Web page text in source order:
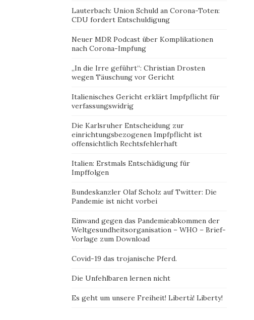
Lauterbach: Union Schuld an Corona-Toten:
CDU fordert Entschuldigung
Neuer MDR Podcast über Komplikationen
nach Corona-Impfung
„In die Irre geführt“: Christian Drosten
wegen Täuschung vor Gericht
Italienisches Gericht erklärt Impfpflicht für
verfassungswidrig
Die Karlsruher Entscheidung zur
einrichtungsbezogenen Impfpflicht ist
offensichtlich Rechtsfehlerhaft
Italien: Erstmals Entschädigung für
Impffolgen
Bundeskanzler Olaf Scholz auf Twitter: Die
Pandemie ist nicht vorbei
Einwand gegen das Pandemieabkommen der
Weltgesundheitsorganisation – WHO – Brief-
Vorlage zum Download
Covid-19 das trojanische Pferd.
Die Unfehlbaren lernen nicht
Es geht um unsere Freiheit! Libertà! Liberty!